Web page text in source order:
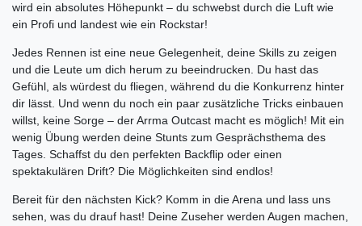
wird ein absolutes Höhepunkt – du schwebst durch die Luft wie
ein Profi und landest wie ein Rockstar!
Jedes Rennen ist eine neue Gelegenheit, deine Skills zu zeigen
und die Leute um dich herum zu beeindrucken. Du hast das
Gefühl, als würdest du fliegen, während du die Konkurrenz hinter
dir lässt. Und wenn du noch ein paar zusätzliche Tricks einbauen
willst, keine Sorge – der Arrma Outcast macht es möglich! Mit ein
wenig Übung werden deine Stunts zum Gesprächsthema des
Tages. Schaffst du den perfekten Backflip oder einen
spektakulären Drift? Die Möglichkeiten sind endlos!
Bereit für den nächsten Kick? Komm in die Arena und lass uns
sehen, was du drauf hast! Deine Zuseher werden Augen machen,